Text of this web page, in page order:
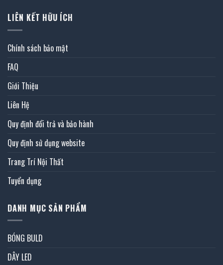
LIÊN KẾT HỮU ÍCH
Chính sách bảo mật
FAQ
Giới Thiệu
Liên Hệ
Quy định đổi trả và bảo hành
Quy định sử dụng website
Trang Trí Nội Thất
Tuyển dụng
DANH MỤC SẢN PHẨM
BÓNG BULD
DÂY LED